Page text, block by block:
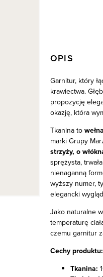
OPIS
Garnitur, który
krawiectwa.
propozycję
okazję, która
Tkanina to
marki Grupy
strzyży, o
sprężysta,
nienaganną
wyższy numer,
elegancki
Jako naturalne
temperaturę
czemu garnitur
Cechy produktu:
Tkanina: